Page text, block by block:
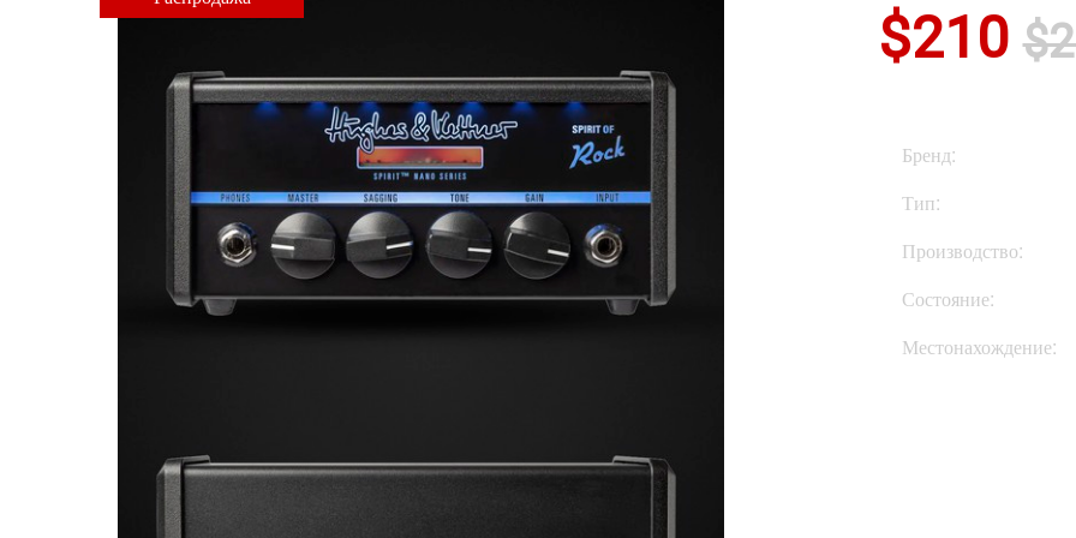
$210
Бренд:
Тип:
Производство:
Состояние:
Местонахождение: